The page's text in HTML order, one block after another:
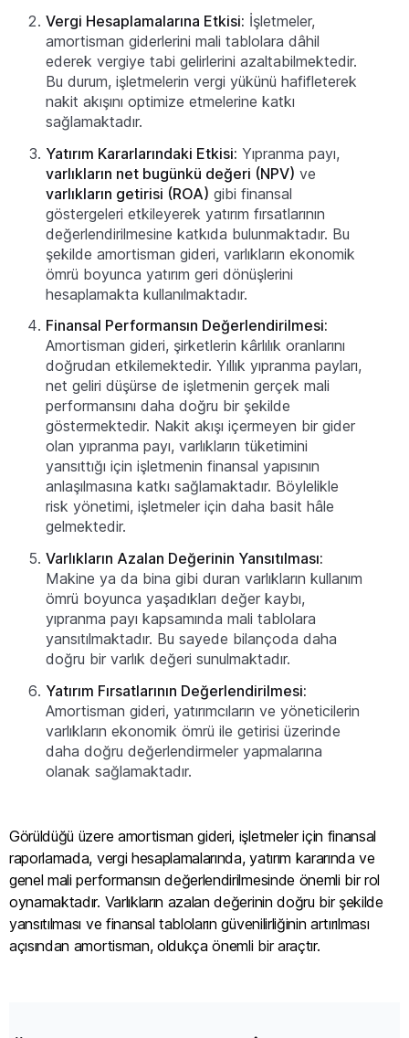
Vergi Hesaplamalarına Etkisi: İşletmeler,
amortisman giderlerini mali tablolara dâhil
ederek vergiye tabi gelirlerini azaltabilmektedir.
Bu durum, işletmelerin vergi yükünü hafifleterek
nakit akışını optimize etmelerine katkı
sağlamaktadır.
Yatırım Kararlarındaki Etkisi: Yıpranma payı,
varlıkların net bugünkü değeri (NPV) ve
varlıkların getirisi (ROA) gibi finansal
göstergeleri etkileyerek yatırım fırsatlarının
değerlendirilmesine katkıda bulunmaktadır. Bu
şekilde amortisman gideri, varlıkların ekonomik
ömrü boyunca yatırım geri dönüşlerini
hesaplamakta kullanılmaktadır.
Finansal Performansın Değerlendirilmesi:
Amortisman gideri, şirketlerin kârlılık oranlarını
doğrudan etkilemektedir. Yıllık yıpranma payları,
net geliri düşürse de işletmenin gerçek mali
performansını daha doğru bir şekilde
göstermektedir. Nakit akışı içermeyen bir gider
olan yıpranma payı, varlıkların tüketimini
yansıttığı için işletmenin finansal yapısının
anlaşılmasına katkı sağlamaktadır. Böylelikle
risk yönetimi, işletmeler için daha basit hâle
gelmektedir.
Varlıkların Azalan Değerinin Yansıtılması:
Makine ya da bina gibi duran varlıkların kullanım
ömrü boyunca yaşadıkları değer kaybı,
yıpranma payı kapsamında mali tablolara
yansıtılmaktadır. Bu sayede bilançoda daha
doğru bir varlık değeri sunulmaktadır.
Yatırım Fırsatlarının Değerlendirilmesi:
Amortisman gideri, yatırımcıların ve yöneticilerin
varlıkların ekonomik ömrü ile getirisi üzerinde
daha doğru değerlendirmeler yapmalarına
olanak sağlamaktadır.
Görüldüğü üzere amortisman gideri, işletmeler için finansal
raporlamada, vergi hesaplamalarında, yatırım kararında ve
genel mali performansın değerlendirilmesinde önemli bir rol
oynamaktadır. Varlıkların azalan değerinin doğru bir şekilde
yansıtılması ve finansal tabloların güvenilirliğinin artırılması
açısından amortisman, oldukça önemli bir araçtır.